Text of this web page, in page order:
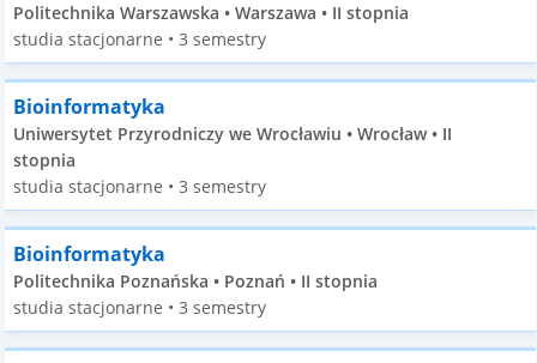
Politechnika Warszawska • Warszawa • II stopnia
studia stacjonarne • 3 semestry
Bioinformatyka
Uniwersytet Przyrodniczy we Wrocławiu • Wrocław • II
stopnia
studia stacjonarne • 3 semestry
Bioinformatyka
Politechnika Poznańska • Poznań • II stopnia
studia stacjonarne • 3 semestry